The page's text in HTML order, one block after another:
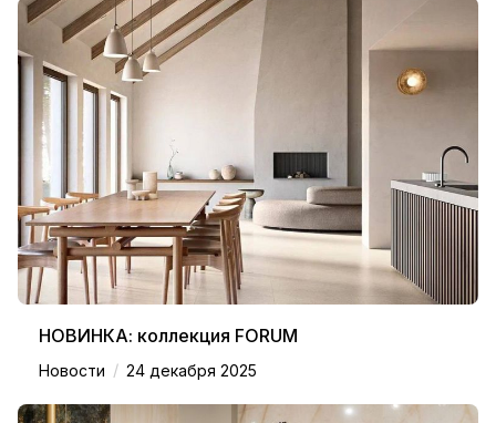
НОВИНКА: коллекция FORUM
Новости / 24 декабря 2025